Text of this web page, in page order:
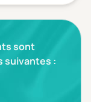
sont
suivantes :